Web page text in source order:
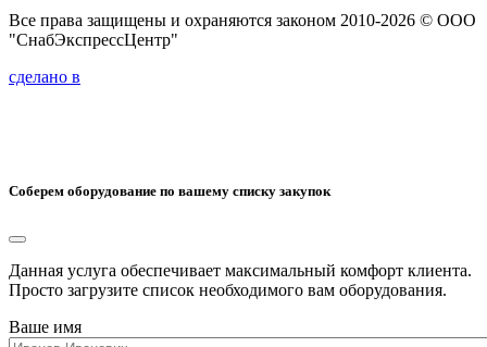
Все права защищены и охраняются законом 2010-2026 © ООО
"СнабЭкспрессЦентр"
сделано в
Соберем оборудование по вашему списку закупок
Данная услуга обеспечивает максимальный комфорт клиента.
Просто загрузите список необходимого вам оборудования.
Ваше имя